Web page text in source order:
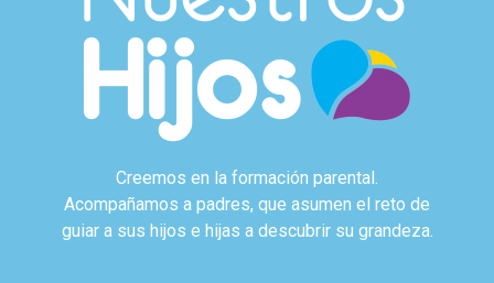
Creemos en la formación parental.
Acompañamos a padres, que asumen el reto de
guiar a sus hijos e hijas a descubrir su grandeza.